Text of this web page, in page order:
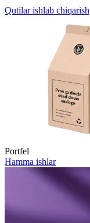
Qutilar ishlab chiqarish
Portfel
Hamma ishlar